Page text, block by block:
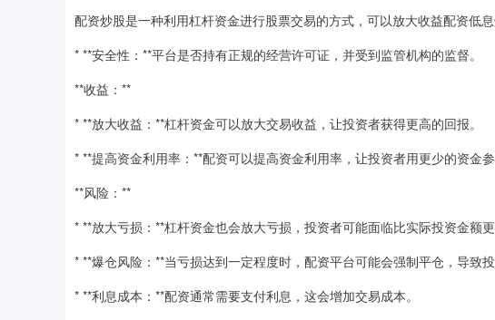
配资炒股是一种利用杠杆资金进行股票交易的方式，可以放大收益配资低
* **安全性：**平台是否持有正规的经营许可证，并受到监管机构的监督。
**收益：**
* **放大收益：**杠杆资金可以放大交易收益，让投资者获得更高的回报。
* **提高资金利用率：**配资可以提高资金利用率，让投资者用更少的资金参
**风险：**
* **放大亏损：**杠杆资金也会放大亏损，投资者可能面临比实际投资金额更
* **爆仓风险：**当亏损达到一定程度时，配资平台可能会强制平仓，导致投
* **利息成本：**配资通常需要支付利息，这会增加交易成本。